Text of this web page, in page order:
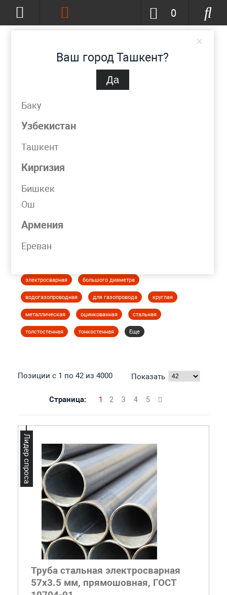
×
Ваш город Ташкент?
Да
Баку
Узбекистан
Ташкент
Киргизия
Бишкек
Ош
Армения
Ереван
0
КАТАЛОГ
ТРУБА ЭЛЕКТРОСВАРНАЯ
электросварная большого диаметра
водогазопроводная для газопровода круглая
металлическая оцинкованная стальная
толстостенная тонкостенная Еще
Позиции с 1 по 42 из 4000 Показать
Страница: 1 2 3 4 5
Труба стальная электросварная
57x3.5 мм, прямошовная, ГОСТ
Лидер спроса